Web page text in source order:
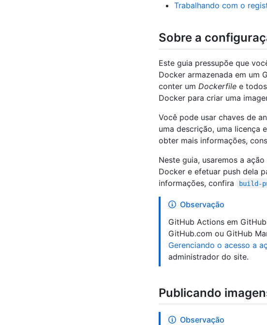
Trabalhando com o
Sobre a
Este guia pressupõe que
Docker armazenada em um
conter um Dockerfile e
Docker para criar uma
Você pode usar chaves de
uma descrição, uma licença
obter mais informações,
Neste guia, usaremos a ação
Docker e efetuar push dela
informações, confira
build-
Observação
GitHub Actions em
GitHub.com ou GitHub
Gerenciando o acesso a
administrador do site.
Publicando
Observação